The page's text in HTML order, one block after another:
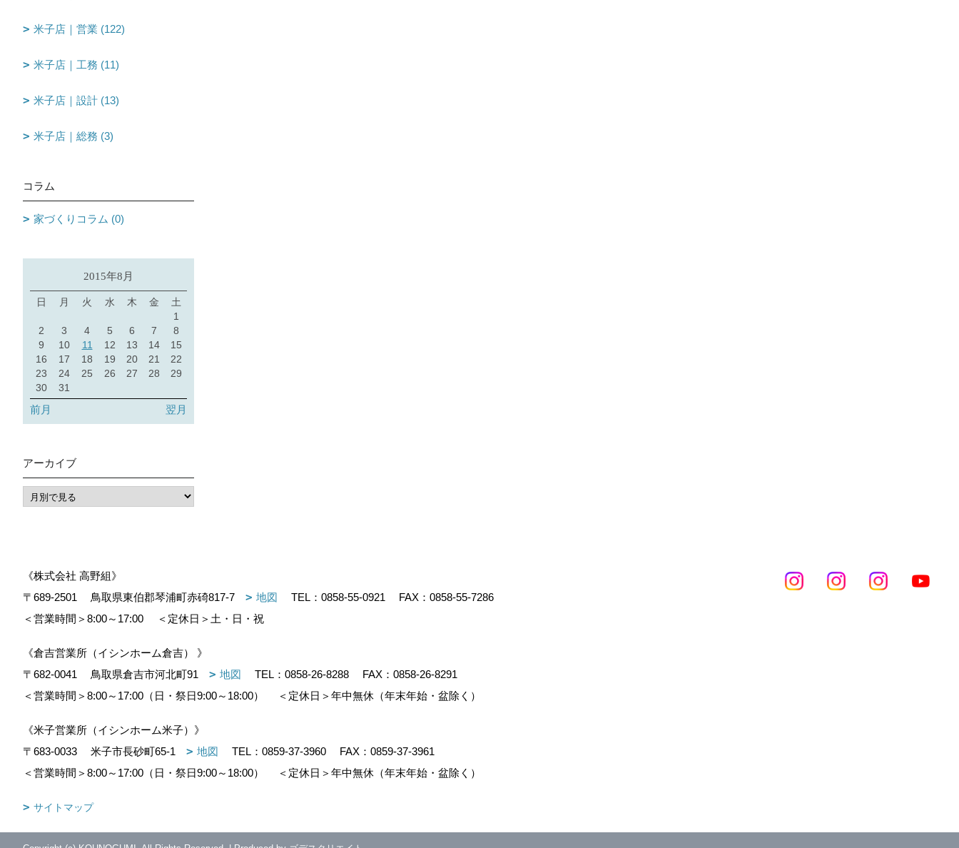
米子店｜営業 (122)
米子店｜工務 (11)
米子店｜設計 (13)
米子店｜総務 (3)
コラム
家づくりコラム (0)
2015年8月
日 月 火 水 木 金
土
1
2
3 4 5 6 7
8
9
10 11 12 13 14
15
16
17 18 19 20 21
22
23
24 25 26 27 28
29
30
31
前月 翌月
アーカイブ
《株式会社 高野組》
〒689-2501
鳥取県東伯郡琴浦町赤碕817-7 地図 TEL： 0858-55-0921
FAX：0858-55-7286
＜営業時間＞8:00～17:00
＜定休日＞土・日・祝
《倉吉営業所（イシンホーム倉吉） 》
〒682-0041
鳥取県倉吉市河北町91 地図 TEL： 0858-26-8288
FAX：0858-26-8291
＜営業時間＞8:00～17:00（日・祭日9:00～18:00）
＜定休日＞年中無休（年末年始・盆除く）
《米子営業所（イシンホーム米子）》
〒683-0033
米子市長砂町65-1 地図 TEL： 0859-37-3960
FAX：0859-37-3961
＜営業時間＞8:00～17:00（日・祭日9:00～18:00）
＜定休日＞年中無休（年末年始・盆除く）
サイトマップ